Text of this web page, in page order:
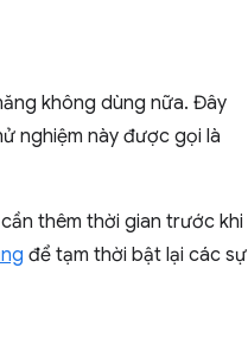
không dùng nữa. Đây
nghiệm này được gọi là
thêm thời gian trước khi
để tạm thời bật lại các sự